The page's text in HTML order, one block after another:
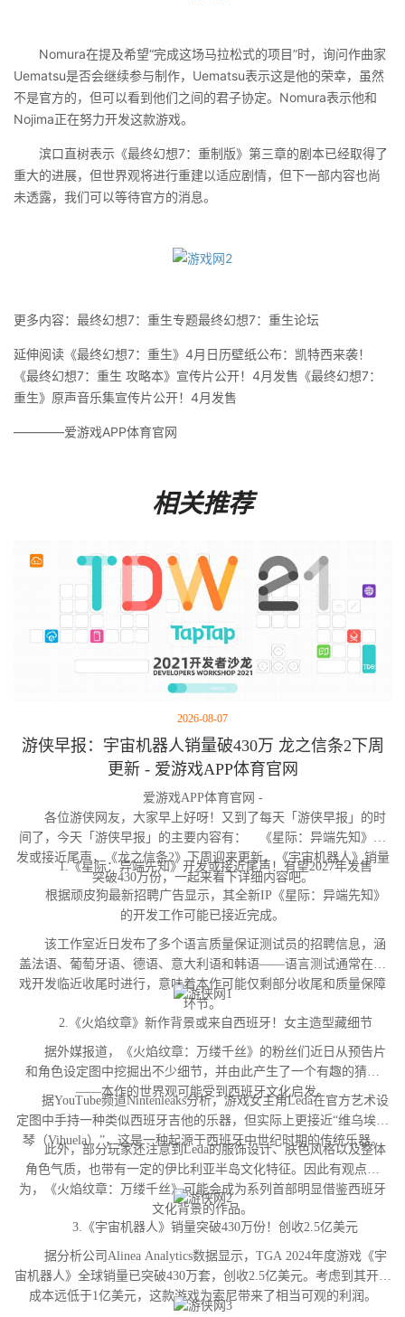
Nomura在提及希望“完成这场马拉松式的项目”时，询问作曲家
Uematsu是否会继续参与制作，Uematsu表示这是他的荣幸，虽然
不是官方的，但可以看到他们之间的君子协定。Nomura表示他和
Nojima正在努力开发这款游戏。
滨口直树表示《最终幻想7：重制版》第三章的剧本已经取得了
重大的进展，但世界观将进行重建以适应剧情，但下一部内容也尚
未透露，我们可以等待官方的消息。
更多内容：最终幻想7：重生专题最终幻想7：重生论坛
延伸阅读 《最终幻想7：重生》4月日历壁纸公布：凯特西来袭！
《最终幻想7：重生 攻略本》宣传片公开！4月发售 《最终幻想7：
重生》原声音乐集宣传片公开！4月发售
————爱游戏APP体育官网
相关推荐
2026-08-07
游侠早报：宇宙机器人销量破430万 龙之信条2下周
更新 - 爱游戏APP体育官网
爱游戏APP体育官网 -
各位游侠网友，大家早上好呀！又到了每天「游侠早报」的时
间了，今天「游侠早报」的主要内容有： 《星际：异端先知》开
发或接近尾声，《龙之信条2》下周迎来更新，《宇宙机器人》销量
突破430万份，一起来看下详细内容吧。
1.《星际：异端先知》开发或接近尾声！有望2027年发售
根据顽皮狗最新招聘广告显示，其全新IP《星际：异端先知》
的开发工作可能已接近完成。
该工作室近日发布了多个语言质量保证测试员的招聘信息，涵
盖法语、葡萄牙语、德语、意大利语和韩语——语言测试通常在游
戏开发临近收尾时进行，意味着本作可能仅剩部分收尾和质量保障
环节。
2.《火焰纹章》新作背景或来自西班牙！女主造型藏细节
据外媒报道，《火焰纹章：万缕千丝》的粉丝们近日从预告片
和角色设定图中挖掘出不少细节，并由此产生了一个有趣的猜测
——本作的世界观可能受到西班牙文化启发。
据YouTube频道Nintenleaks分析，游戏女主角Leda在官方艺术设
定图中手持一种类似西班牙吉他的乐器，但实际上更接近“维乌埃拉
琴（Vihuela）”，这是一种起源于西班牙中世纪时期的传统乐器。
此外，部分玩家还注意到Leda的服饰设计、肤色风格以及整体
角色气质，也带有一定的伊比利亚半岛文化特征。因此有观点认
为，《火焰纹章：万缕千丝》可能会成为系列首部明显借鉴西班牙
文化背景的作品。
3.《宇宙机器人》销量突破430万份！创收2.5亿美元
据分析公司Alinea Analytics数据显示，TGA 2024年度游戏《宇
宙机器人》全球销量已突破430万套，创收2.5亿美元。考虑到其开发
成本远低于1亿美元，这款游戏为索尼带来了相当可观的利润。